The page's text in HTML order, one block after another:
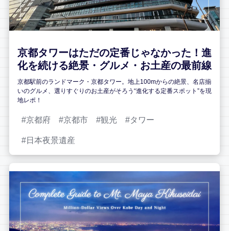
京都タワーはただの定番じゃなかった！進
化を続ける絶景・グルメ・お土産の最前線
京都駅前のランドマーク・京都タワー。地上100mからの絶景、名店揃
いのグルメ、選りすぐりのお土産がそろう“進化する定番スポット”を現
地レポ！
京都府 京都市 観光 タワー
日本夜景遺産